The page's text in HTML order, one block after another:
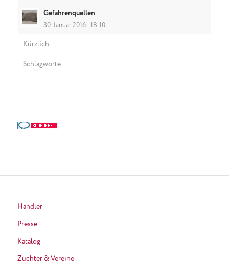
Gefahrenquellen
30. Januar 2016 - 18:10
Kürzlich
Schlagworte
Händler
Presse
Katalog
Züchter & Vereine